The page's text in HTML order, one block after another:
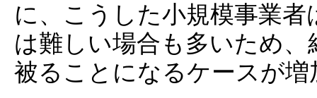
に、こうした小規模事業
は難しい場合も多いため
被ることになるケースが